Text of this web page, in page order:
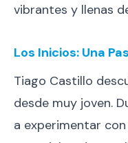
vibrantes y llenas
Los Inicios: Una
Tiago Castillo
desde muy joven.
a experimentar